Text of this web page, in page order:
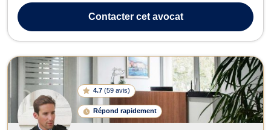
séparation des biens ou de corps, à la garde des enfants, déf...
Contactercet avocat
4.7 (59 avis)
Répond rapidement